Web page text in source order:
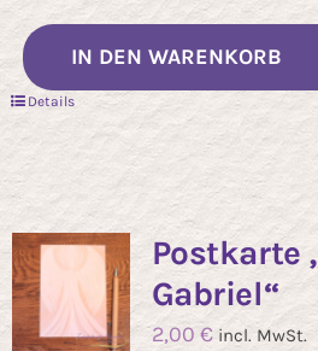
IN DEN WARENKORB
Details
Postkarte
Gabriel“
2,00 € incl. MwSt.